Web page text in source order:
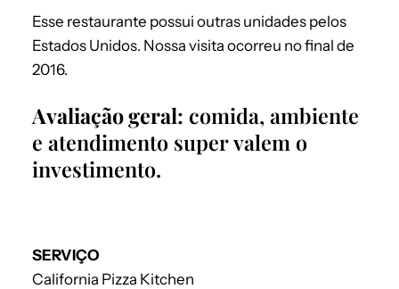
Esse restaurante possui outras unidades pelos
Estados Unidos. Nossa visita ocorreu no final de
2016.
Avaliação geral: comida, ambiente
e atendimento super valem o
investimento.
SERVIÇO
California Pizza Kitchen